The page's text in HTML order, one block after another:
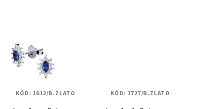
KÓD: 1612/B.ZLATO KÓD: 1727/B.ZLATO